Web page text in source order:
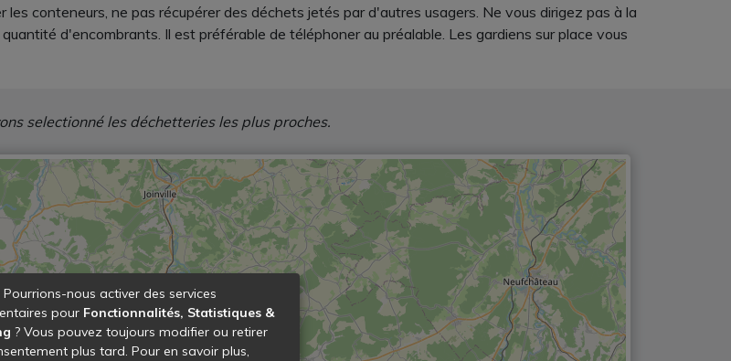
conteneurs, ne pas récupérer des déchets jetés par d'autres usagers. Ne vous dirigez pas à la
d'encombrants. Il est préférable de téléphoner au préalable. Les gardiens sur place vous
selectionné les déchetteries les plus proches.
Pourrions-nous activer des services
pour Fonctionnalités, Statistiques &
? Vous pouvez toujours modifier ou retirer
plus tard. Pour en savoir plus,